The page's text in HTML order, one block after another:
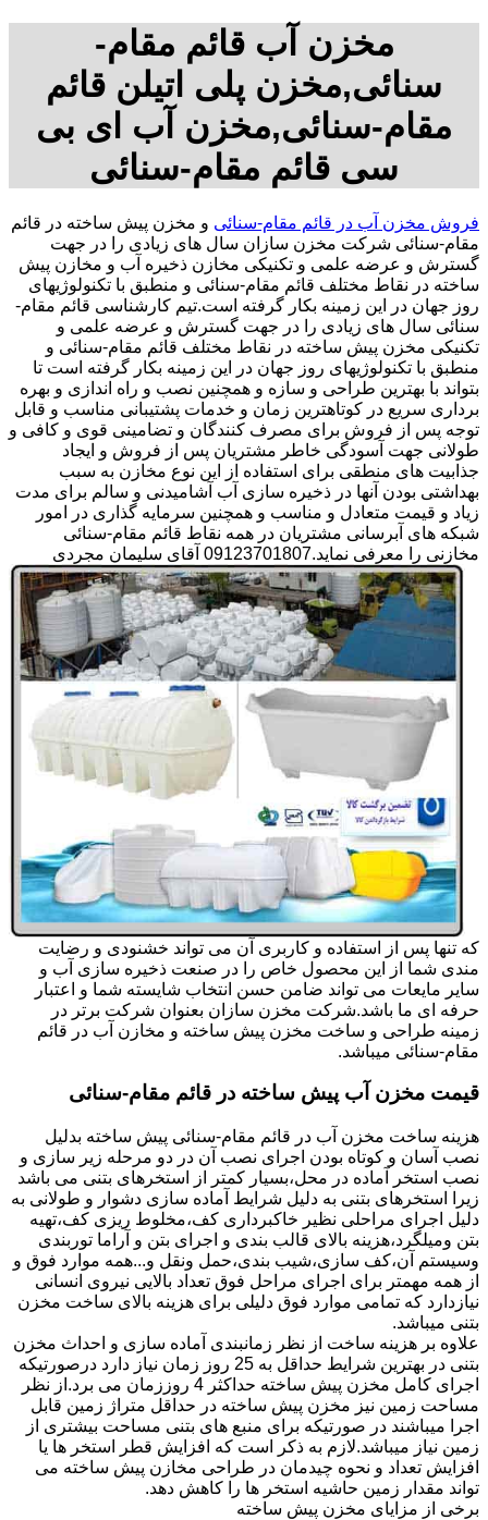
مخزن آب قائم مقام-
سنائی,مخزن پلی اتیلن قائم
مقام-سنائی,مخزن آب ای بی
سی قائم مقام-سنائی
فروش مخزن آب در قائم مقام-سنائی و مخزن پیش ساخته در قائم
مقام-سنائی شرکت مخزن سازان سال های زیادی را در جهت
گسترش و عرضه علمی و تکنیکی مخازن ذخیره آب و مخازن پیش
ساخته در نقاط مختلف قائم مقام-سنائی و منطبق با تکنولوژیهای
روز جهان در این زمینه بکار گرفته است.تیم کارشناسی قائم مقام-
سنائی سال های زیادی را در جهت گسترش و عرضه علمی و
تکنیکی مخزن پیش ساخته در نقاط مختلف قائم مقام-سنائی و
منطبق با تکنولوژیهای روز جهان در این زمینه بکار گرفته است تا
بتواند با بهترین طراحی و سازه و همچنین نصب و راه اندازی و بهره
برداری سریع در کوتاهترین زمان و خدمات پشتیبانی مناسب و قابل
توجه پس از فروش برای مصرف کنندگان و تضامینی قوی و کافی و
طولانی جهت آسودگی خاطر مشتریان پس از فروش و ایجاد
جذابیت های منطقی برای استفاده از این نوع مخازن به سبب
بهداشتی بودن آنها در ذخیره سازی آب آشامیدنی و سالم برای مدت
زیاد و قیمت متعادل و مناسب و همچنین سرمایه گذاری در امور
شبکه های آبرسانی مشتریان در همه نقاط قائم مقام-سنائی
مخازنی را معرفی نماید.09123701807 آقای سلیمان مجردی
که تنها پس از استفاده و کاربری آن می تواند خشنودی و رضایت
مندی شما از این محصول خاص را در صنعت ذخیره سازی آب و
سایر مایعات می تواند ضامن حسن انتخاب شایسته شما و اعتبار
حرفه ای ما باشد.شرکت مخزن سازان بعنوان شرکت برتر در
زمینه طراحی و ساخت مخزن پیش ساخته و مخازن آب در قائم
مقام-سنائی میباشد.
قیمت مخزن آب پیش ساخته در قائم مقام-سنائی
هزینه ساخت مخزن آب در قائم مقام-سنائی پیش ساخته بدلیل
نصب آسان و کوتاه بودن اجرای نصب آن در دو مرحله زیر سازی و
نصب استخر آماده در محل،بسیار کمتر از استخرهای بتنی می باشد
زیرا استخرهای بتنی به دلیل شرایط آماده سازی دشوار و طولانی به
دلیل اجرای مراحلی نظیر خاکبرداری کف،مخلوط ریزی کف،تهیه
بتن ومیلگرد،هزینه بالای قالب بندی و اجرای بتن و آراما توربندی
وسیستم آن،کف سازی،شیب بندی،حمل ونقل و...همه موارد فوق و
از همه مهمتر برای اجرای مراحل فوق تعداد بالایی نیروی انسانی
نیازدارد که تمامی موارد فوق دلیلی برای هزینه بالای ساخت مخزن
بتنی میباشد.
علاوه بر هزینه ساخت از نظر زمانبندی آماده سازی و احداث مخزن
بتنی در بهترین شرایط حداقل به 25 روز زمان نیاز دارد درصورتیکه
اجرای کامل مخزن پیش ساخته حداکثر 4 روززمان می برد.از نظر
مساحت زمین نیز مخزن پیش ساخته در حداقل متراژ زمین قابل
اجرا میباشند در صورتیکه برای منبع های بتنی مساحت بیشتری از
زمین نیاز میباشد.لازم به ذکر است که افزایش قطر استخر ها یا
افزایش تعداد و نحوه چیدمان در طراحی مخازن پیش ساخته می
تواند مقدار زمین حاشیه استخر ها را کاهش دهد.
برخی از مزایای مخزن پیش ساخته